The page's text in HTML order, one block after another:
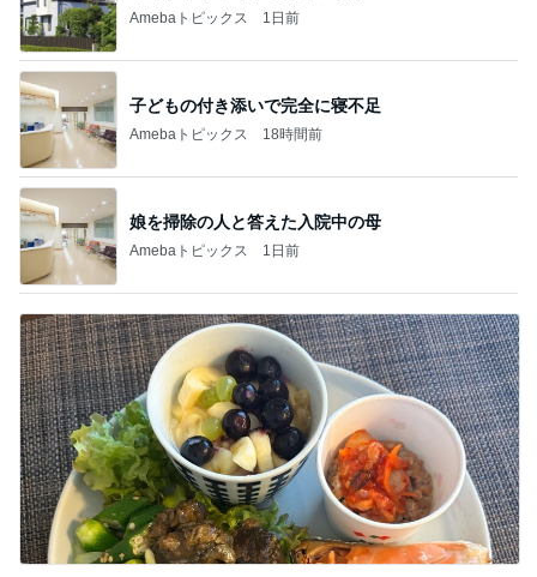
Amebaトピックス 1日前
子どもの付き添いで完全に寝不足
Amebaトピックス 18時間前
娘を掃除の人と答えた入院中の母
Amebaトピックス 1日前